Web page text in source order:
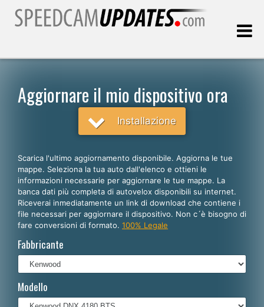
Italiano
English
Español
Deutsch
Polski
Aggiornare il mio dispositivo ora
Installazione
Scarica l'ultimo aggiornamento disponibile. Aggiorna le tue
mappe. Seleziona la tua auto dall'elenco e ottieni le
informazioni necessarie per aggiornare le tue mappe. La
banca dati più completa di autovelox disponibili su internet.
Riceverai inmediatamente un link di download che contiene i
file necessari per aggiornare il dispositivo. Non c´è bisogno di
fare conversioni di formato. 100% Legale
Fabbricante
Modello